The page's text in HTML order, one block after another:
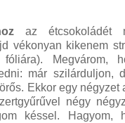
az étcsokoládét
vékonyan kikenem
Megvárom,
már szilárduljon,
Ekkor egy négyzet
négy
késsel. Hagyom,